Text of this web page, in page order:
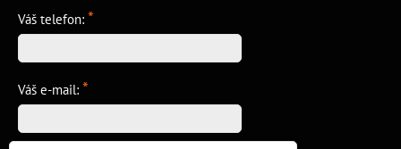
Váš telefon: *
Váš e-mail: *